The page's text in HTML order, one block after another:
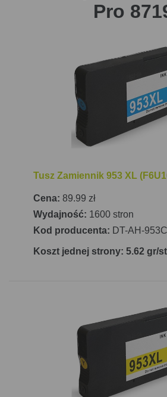
Pro
Tusz Zamiennik 953 XL
Cena: 89.99 zł
Wydajność: 1600 stron
Kod producenta: DT-AH-953C
Koszt jednej strony: 5.62 gr/